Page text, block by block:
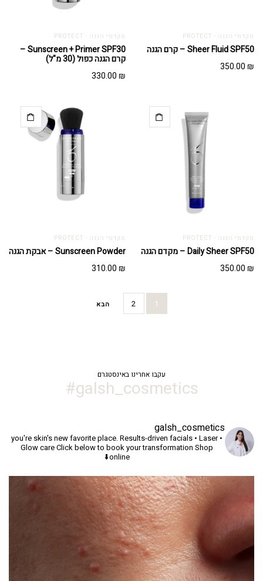
מקדמי הגנה - PROTECT
Sheer Fluid SPF50 – קרם הגנה
350.00 ₪
מקדמי הגנה - PROTECT
Sunscreen + Primer SPF30 –
קרם הגנה כפול (30 מ"ל)
330.00 ₪
מקדמי הגנה - PROTECT
Daily Sheer SPF50 – מקדם הגנה
350.00 ₪
מקדמי הגנה - PROTECT
Sunscreen Powder – אבקת הגנה
310.00 ₪
1
2 הבא
עקבו אחרינו באינסטגרם
galsh_cosmetics#
galsh_cosmetics
you're skin's new favorite place.Results-driven facials • Laser •
Glow careClick below to book your transformation Shop
online⬇️